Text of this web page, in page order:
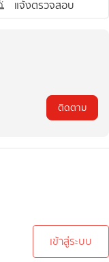
แจ้งตรวจสอบ
ติดตาม
เข้าสู่ระบบ